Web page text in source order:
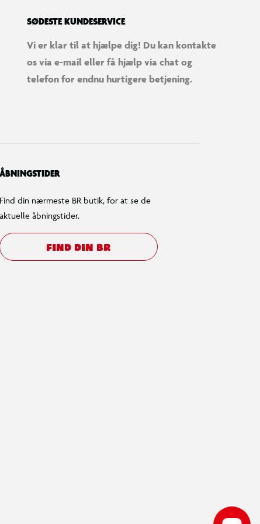
SØDESTE KUNDESERVICE
Vi er klar til at hjælpe dig! Du kan kontakte
os via e-mail eller få hjælp via chat og
telefon for endnu hurtigere betjening.
ÅBNINGSTIDER
Find din nærmeste BR butik, for at se de
aktuelle åbningstider.
FIND DIN BR